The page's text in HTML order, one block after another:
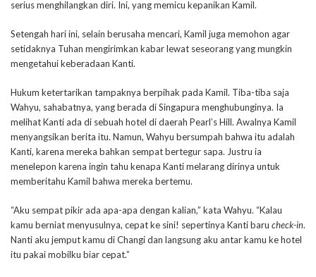
serius menghilangkan diri. Ini, yang memicu kepanikan Kamil.
Setengah hari ini, selain berusaha mencari, Kamil juga memohon agar
setidaknya Tuhan mengirimkan kabar lewat seseorang yang mungkin
mengetahui keberadaan Kanti.
Hukum ketertarikan tampaknya berpihak pada Kamil. Tiba-tiba saja
Wahyu, sahabatnya, yang berada di Singapura menghubunginya. Ia
melihat Kanti ada di sebuah hotel di daerah Pearl’s Hill. Awalnya Kamil
menyangsikan berita itu. Namun, Wahyu bersumpah bahwa itu adalah
Kanti, karena mereka bahkan sempat bertegur sapa. Justru ia
menelepon karena ingin tahu kenapa Kanti melarang dirinya untuk
memberitahu Kamil bahwa mereka bertemu.
“Aku sempat pikir ada apa-apa dengan kalian,” kata Wahyu. “Kalau
kamu berniat menyusulnya, cepat ke sini! sepertinya Kanti baru check-in.
Nanti aku jemput kamu di Changi dan langsung aku antar kamu ke hotel
itu pakai mobilku biar cepat.”